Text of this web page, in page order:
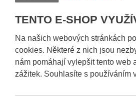
TENTO E-SHOP
Na našich webových stránkách
cookies. Některé z nich jsou
nám pomáhají vylepšit tento web
zážitek. Souhlasíte s používáním